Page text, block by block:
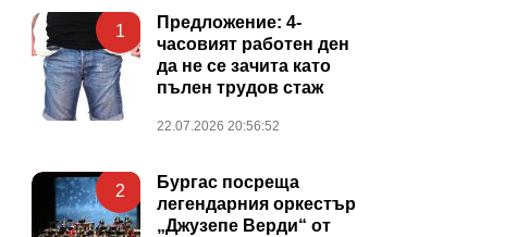
1
Предложение: 4-
часовият работен ден
да не се зачита като
пълен трудов стаж
22.07.2026 20:56:52
2
Бургас посреща
легендарния оркестър
„Джузепе Верди“ от